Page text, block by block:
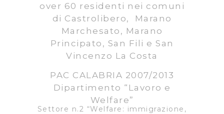
over 60 residenti nei comuni
di Castrolibero, Marano
Marchesato, Marano
Principato, San Fili e San
Vincenzo La Costa
PAC CALABRIA 2007/2013
Dipartimento “Lavoro e
Welfare”
Settore n.2 “Welfare: immigrazione,